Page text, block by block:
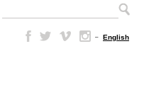
– English